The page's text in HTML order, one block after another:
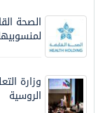
الصحة
وزارة
الروسية